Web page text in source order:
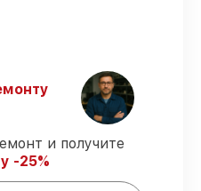
с клиентом.
– все работы по
с
и получите
-25%